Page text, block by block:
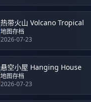
热带火山 Volcano Tropical
地图存档
2026-07-23
悬空小屋 Hanging House
地图存档
2026-07-23